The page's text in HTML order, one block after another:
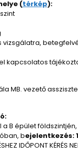
(térkép):
vizsgálatra,
kapcsolatos
MB. vezető
B épület
bejelentkezés:
IDŐPONT KÉRÉS